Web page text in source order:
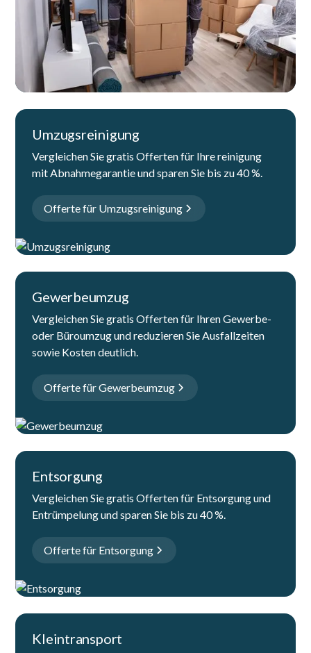
Umzugsreinigung
Vergleichen Sie gratis Offerten für Ihre reinigung
mit Abnahmegarantie und sparen Sie bis zu 40 %.
Offerte für Umzugsreinigung
Gewerbeumzug
Vergleichen Sie gratis Offerten für Ihren Gewerbe-
oder Büroumzug und reduzieren Sie Ausfallzeiten
sowie Kosten deutlich.
Offerte für Gewerbeumzug
Entsorgung
Vergleichen Sie gratis Offerten für Entsorgung und
Entrümpelung und sparen Sie bis zu 40 %.
Offerte für Entsorgung
Kleintransport